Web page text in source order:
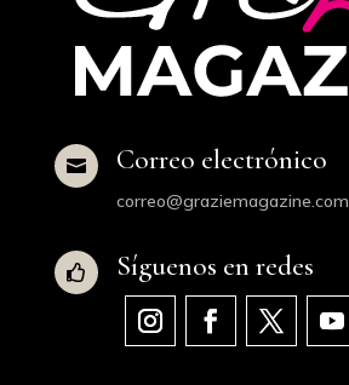
 Correo electrónico
correo@graziemagazine.com
 Síguenos en redes